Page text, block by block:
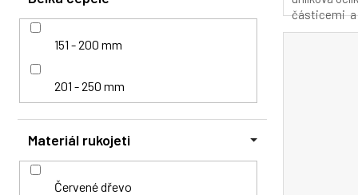
151 - 200 mm
201 - 250 mm
Materiál rukojeti
Červené dřevo
z
částicemi a